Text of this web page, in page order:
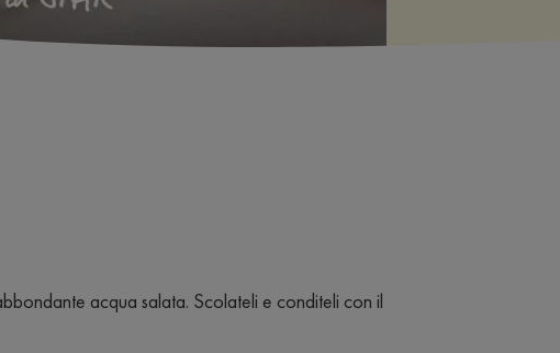
acqua salata. Scolateli e conditeli con il